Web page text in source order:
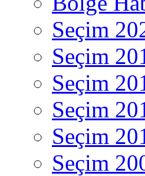
Seçim
Seçim
Seçim
Seçim
Seçim
Seçim